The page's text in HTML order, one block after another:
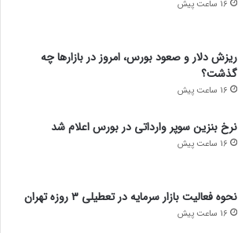
16 ساعت پیش
ریزش دلار و صعود بورس، امروز در بازارها چه
گذشت؟
16 ساعت پیش
نرخ بنزین سوپر وارداتی در بورس اعلام شد
16 ساعت پیش
نحوه فعالیت بازار سرمایه در تعطیلی ۳ روزه تهران
16 ساعت پیش